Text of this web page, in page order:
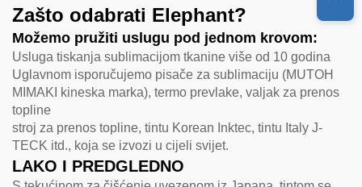
Zašto odabrati Elephant?
Možemo pružiti uslugu pod jednom krovom:
Usluga tiskanja sublimacijom tkanine više od 10 godina
Uglavnom isporučujemo pisače za sublimaciju (MUTOH
MIMAKI kineska marka), termo prevlake, valjak za prenos
topline
stroj za prenos topline, tintu Korean Inktec, tintu Italy J-
TECK itd., koja se izvozi u cijeli svijet.
LAKO I PREDGLEDNO